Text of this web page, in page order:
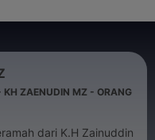
ZAENUDIN MZ - ORANG
dari K.H Zainuddin